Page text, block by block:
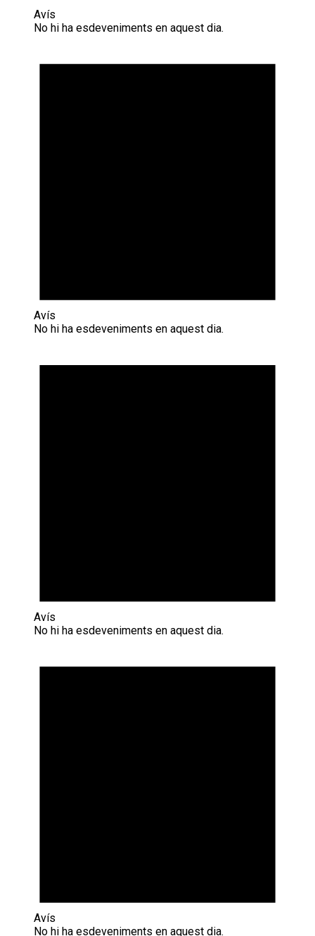
Avís
No hi ha esdeveniments en aquest dia.
Avís
No hi ha esdeveniments en aquest dia.
Avís
No hi ha esdeveniments en aquest dia.
Avís
No hi ha esdeveniments en aquest dia.